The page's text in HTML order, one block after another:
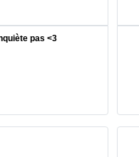
pas <3